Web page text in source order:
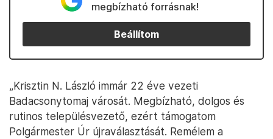
megbízható forrásnak!
Beállítom
„Krisztin N. László immár 22 éve vezeti
Badacsonytomaj városát. Megbízható, dolgos és
rutinos településvezető, ezért támogatom
Polgármester Úr újraválasztását. Remélem a